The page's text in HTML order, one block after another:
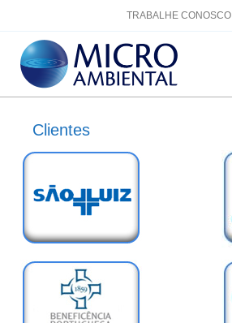
TRABALHE CONOSCO
Clientes